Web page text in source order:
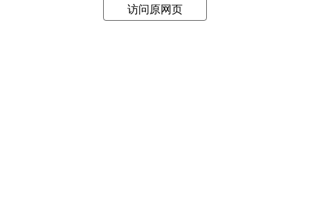
访问原网页